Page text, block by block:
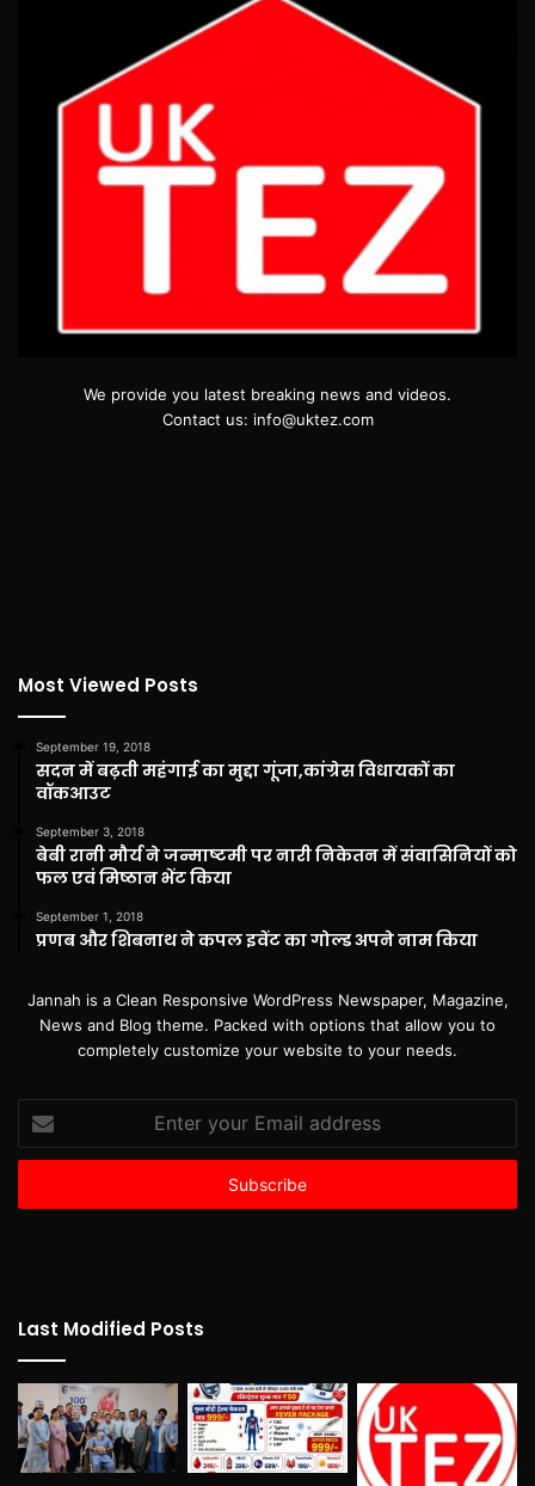
We provide you latest breaking news and videos.
Contact us: info@uktez.com
Most Viewed Posts
September 19, 2018
सदन में बढ़ती महंगाई का मुद्दा गूंजा,कांग्रेस विधायकों का
वॉकआउट
September 3, 2018
बेबी रानी मौर्य ने जन्माष्टमी पर नारी निकेतन में संवासिनियों को
फल एवं मिष्ठान भेंट किया
September 1, 2018
प्रणब और शिबनाथ ने कपल इवेंट का गोल्ड अपने नाम किया
Jannah is a Clean Responsive WordPress Newspaper, Magazine,
News and Blog theme. Packed with options that allow you to
completely customize your website to your needs.
your
Email
Last Modified Posts